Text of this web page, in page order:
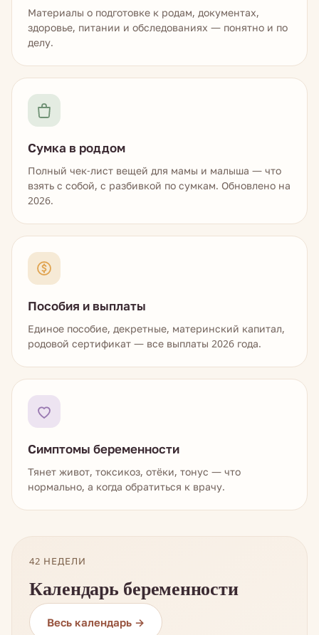
Материалы о подготовке к родам, документах,
здоровье, питании и обследованиях — понятно и по
делу.
Сумка в роддом
Полный чек-лист вещей для мамы и малыша — что
взять с собой, с разбивкой по сумкам. Обновлено на
2026.
Пособия и выплаты
Единое пособие, декретные, материнский капитал,
родовой сертификат — все выплаты 2026 года.
Симптомы беременности
Тянет живот, токсикоз, отёки, тонус — что
нормально, а когда обратиться к врачу.
42 НЕДЕЛИ
Календарь беременности
Весь календарь →